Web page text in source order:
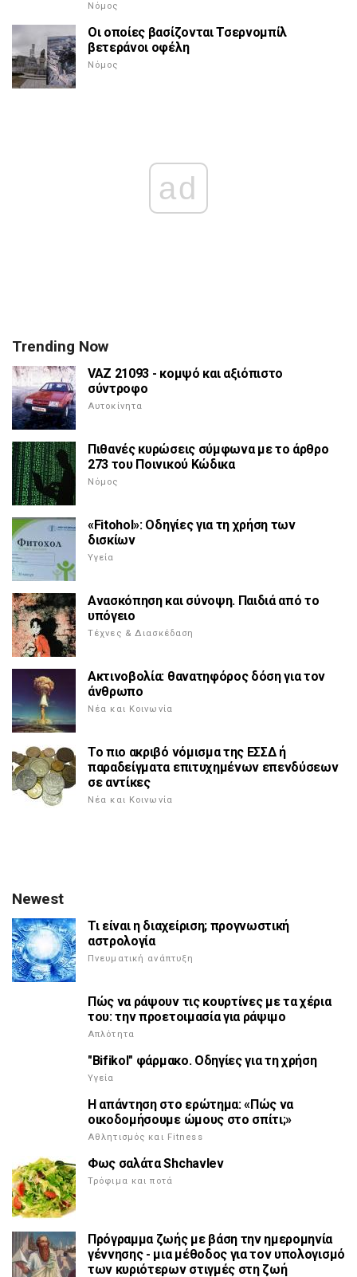
Νόμος
Οι οποίες βασίζονται Τσερνομπίλ
βετεράνοι οφέλη
Νόμος
ad
Trending Now
VAZ 21093 - κομψό και αξιόπιστο
σύντροφο
Αυτοκίνητα
Πιθανές κυρώσεις σύμφωνα με το άρθρο
273 του Ποινικού Κώδικα
Νόμος
«Fitohol»: Οδηγίες για τη χρήση των
δισκίων
Υγεία
Ανασκόπηση και σύνοψη. Παιδιά από το
υπόγειο
Τέχνες & Διασκέδαση
Ακτινοβολία: θανατηφόρος δόση για τον
άνθρωπο
Νέα και Κοινωνία
Το πιο ακριβό νόμισμα της ΕΣΣΔ ή
παραδείγματα επιτυχημένων επενδύσεων
σε αντίκες
Νέα και Κοινωνία
Newest
Τι είναι η διαχείριση; προγνωστική
αστρολογία
Πνευματική ανάπτυξη
Πώς να ράψουν τις κουρτίνες με τα χέρια
του: την προετοιμασία για ράψιμο
Απλότητα
"Bifikol" φάρμακο. Οδηγίες για τη χρήση
Υγεία
Η απάντηση στο ερώτημα: «Πώς να
οικοδομήσουμε ώμους στο σπίτι;»
Αθλητισμός και Fitness
Φως σαλάτα Shchavlev
Τρόφιμα και ποτά
Πρόγραμμα ζωής με βάση την ημερομηνία
γέννησης - μια μέθοδος για τον υπολογισμό
των κυριότερων στιγμές στη ζωή